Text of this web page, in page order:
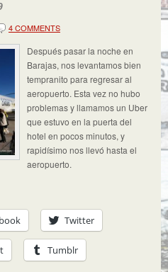
4 COMMENTS
Después pasar la noche en
Barajas, nos levantamos bien
tempranito para regresar al
aeropuerto. Esta vez no hubo
problemas y llamamos un Uber
que estuvo en la puerta del
hotel en pocos minutos, y
rapidísimo nos llevó hasta el
aeropuerto.
Twitter
Tumblr